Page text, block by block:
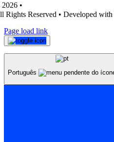
•
Rights Reserved • Developed
Page load link
Português